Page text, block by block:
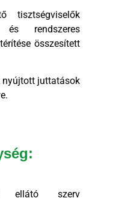
és rendszeres
összesített
nyújtott juttatások
ellátó szerv